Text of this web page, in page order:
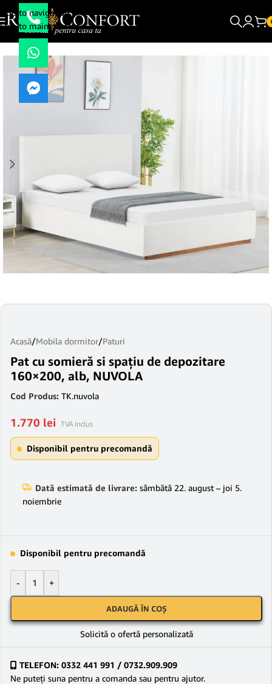
Skip to navigation
Skip to main content
Acasă/Mobila dormitor/Paturi
Pat cu somieră si spaţiu de depozitare
160×200, alb, NUVOLA
Cod Produs: TK.nuvola
1.770 lei TVA Inclus
Disponibil pentru precomandă
Dată estimată de livrare: sâmbătă 22. august – joi 5.
noiembrie
Disponibil pentru precomandă
- +
ADAUGĂ ÎN COȘ
Solicită o ofertă personalizată
TELEFON: 0332 441 991 / 0732.909.909
Ne puteţi suna pentru a comanda sau pentru ajutor.